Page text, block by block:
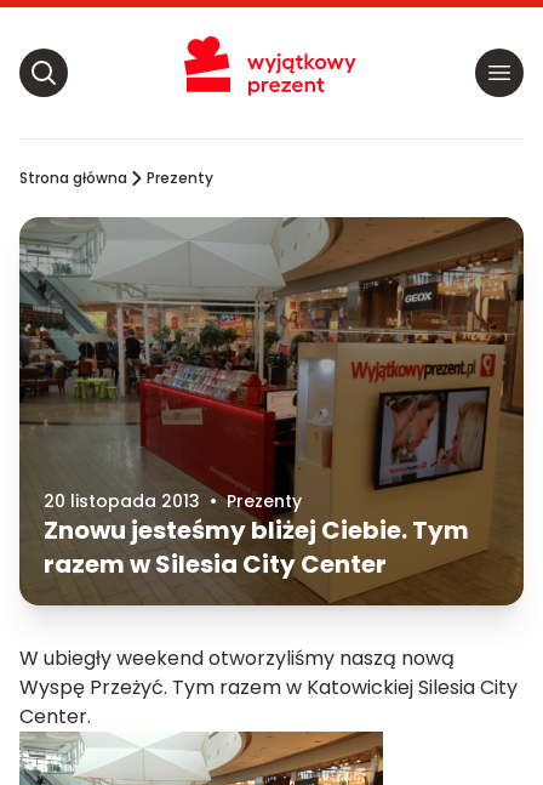
Strona główna Prezenty
20 listopada 2013 • Prezenty
Znowu jesteśmy bliżej Ciebie. Tym
razem w Silesia City Center
W ubiegły weekend otworzyliśmy naszą nową
Wyspę Przeżyć. Tym razem w Katowickiej Silesia City
Center.